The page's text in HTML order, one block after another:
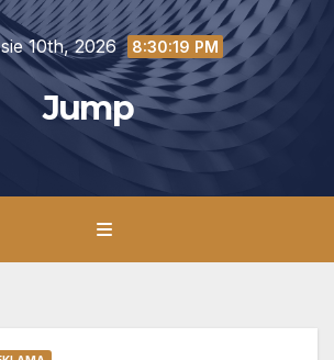
10th, 2026 8:30:20 PM
Jump